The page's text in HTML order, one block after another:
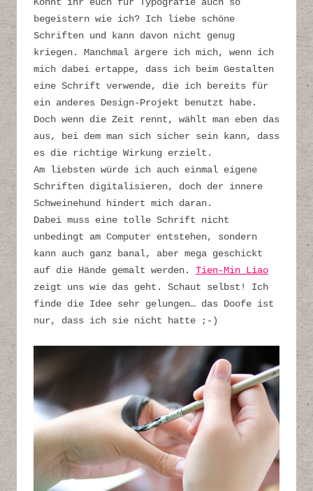
begeistern wie ich? Ich liebe schöne
Schriften und kann davon nicht genug
kriegen. Manchmal ärgere ich mich, wenn ich
mich dabei ertappe, dass ich beim Gestalten
eine Schrift verwende, die ich bereits für
ein anderes Design-Projekt benutzt habe.
Doch wenn die Zeit rennt, wählt man eben das
aus, bei dem man sich sicher sein kann, dass
es die richtige Wirkung erzielt.
Am liebsten würde ich auch einmal eigene
Schriften digitalisieren, doch der innere
Schweinehund hindert mich daran.
Dabei muss eine tolle Schrift nicht
unbedingt am Computer entstehen, sondern
kann auch ganz banal, aber mega geschickt
auf die Hände gemalt werden. Tien-Min Liao
zeigt uns wie das geht. Schaut selbst! Ich
finde die Idee sehr gelungen… das Doofe ist
nur, dass ich sie nicht hatte ;-)